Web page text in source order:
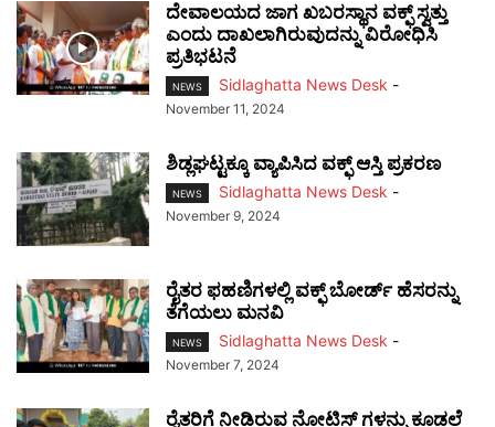
ದೇವಾಲಯದ ಜಾಗ ಖಬರಸ್ಥಾನ ವಕ್ಫ್ ಸ್ವತ್ತು
ಎಂದು ದಾಖಲಾಗಿರುವುದನ್ನು ವಿರೋಧಿಸಿ
ಪ್ರತಿಭಟನೆ
NEWS Sidlaghatta News Desk -
November 11, 2024
ಶಿಡ್ಲಘಟ್ಟಕ್ಕೂ ವ್ಯಾಪಿಸಿದ ವಕ್ಫ್ ಆಸ್ತಿ ಪ್ರಕರಣ
NEWS Sidlaghatta News Desk -
November 9, 2024
ರೈತರ ಫಹಣಿಗಳಲ್ಲಿ ವಕ್ಫ್ ಬೋರ್ಡ್ ಹೆಸರನ್ನು
ತೆಗೆಯಲು ಮನವಿ
NEWS Sidlaghatta News Desk -
November 7, 2024
ರೈತರಿಗೆ ನೀಡಿರುವ ನೋಟಿಸ್‌ ಗಳನ್ನು ಕೂಡಲೆ